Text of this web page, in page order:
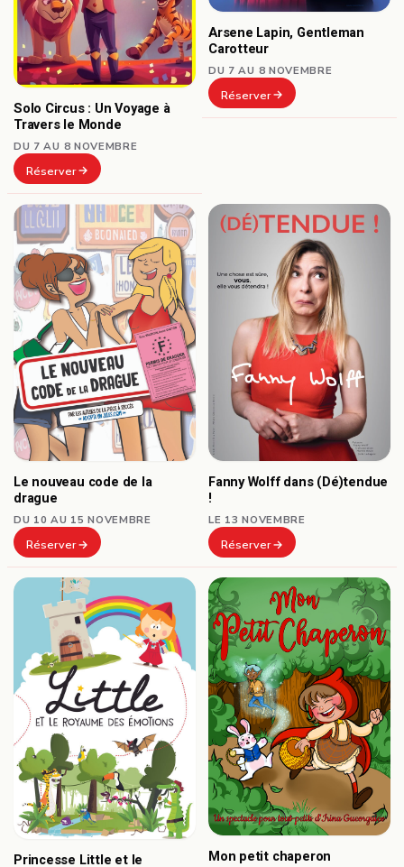
Solo Circus : Un Voyage à
Travers le Monde
DU 7 AU 8 NOVEMBRE
Réserver
Arsene Lapin, Gentleman
Carotteur
DU 7 AU 8 NOVEMBRE
Réserver
Le nouveau code de la
drague
DU 10 AU 15 NOVEMBRE
Réserver
Fanny Wolff dans (Dé)tendue
!
LE 13 NOVEMBRE
Réserver
Princesse Little et le
Mon petit chaperon